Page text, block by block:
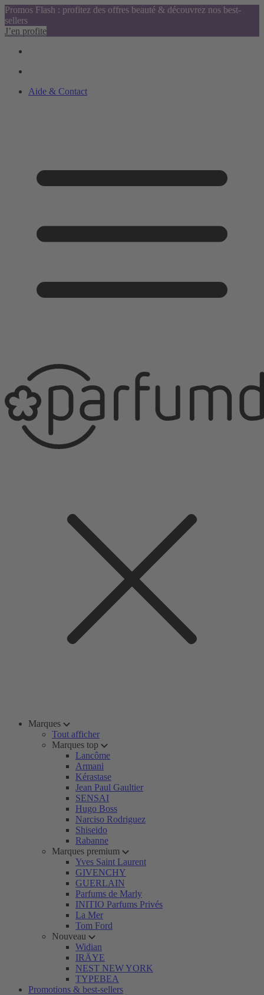
Promos Flash : profitez des offres beauté & découvrez nos best-
sellers
J’en profite
Aide & Contact
Marques
Tout afficher
Marques top
Lancôme
Armani
Kérastase
Jean Paul Gaultier
SENSAI
Hugo Boss
Narciso Rodriguez
Shiseido
Rabanne
Marques premium
Yves Saint Laurent
GIVENCHY
GUERLAIN
Parfums de Marly
INITIO Parfums Privés
La Mer
Tom Ford
Nouveau
Widian
IRÄYE
NEST NEW YORK
TYPEBEA
Promotions & best-sellers